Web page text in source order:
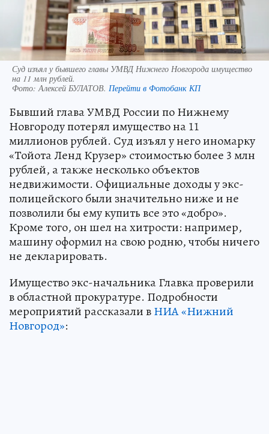
Суд изъял у бывшего главы УМВД Нижнего Новгорода имущество
на 11 млн рублей.
Фото: Алексей БУЛАТОВ. Перейти в Фотобанк КП
Бывший глава УМВД России по Нижнему
Новгороду потерял имущество на 11
миллионов рублей. Суд изъял у него иномарку
«Тойота Ленд Крузер» стоимостью более 3 млн
рублей, а также несколько объектов
недвижимости. Официальные доходы у экс-
полицейского были значительно ниже и не
позволили бы ему купить все это «добро».
Кроме того, он шел на хитрости: например,
машину оформил на свою родню, чтобы ничего
не декларировать.
Имущество экс-начальника Главка проверили
в областной прокуратуре. Подробности
мероприятий рассказали вНИА «Нижний
Новгород»: